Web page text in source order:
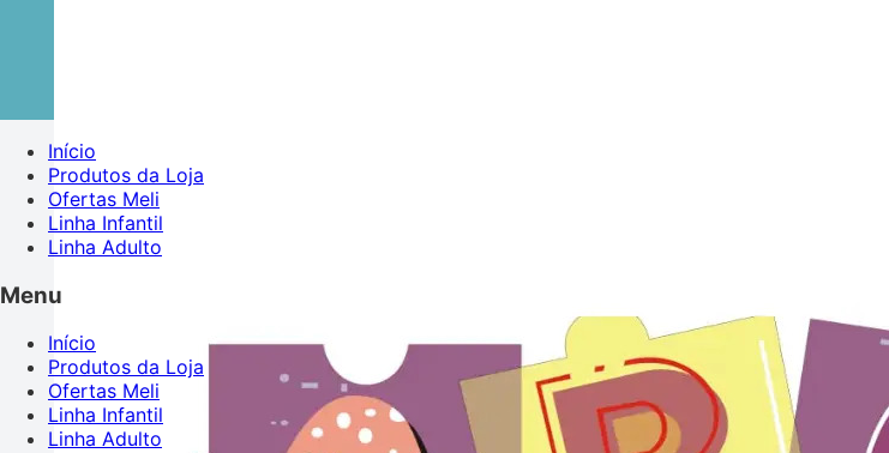
Início
Produtos da Loja
Ofertas Meli
Linha Infantil
Linha Adulto
Menu
Início
Produtos da Loja
Ofertas Meli
Linha Infantil
Linha Adulto